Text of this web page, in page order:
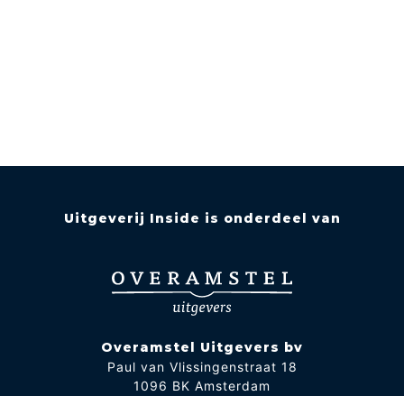
Uitgeverij Inside is onderdeel van
Overamstel Uitgevers bv
Paul van Vlissingenstraat 18
1096 BK Amsterdam